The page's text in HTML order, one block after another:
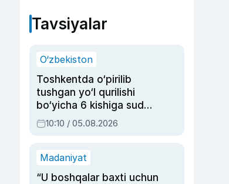
Tavsiyalar
O‘zbekiston
Toshkentda o‘pirilib
tushgan yo‘l qurilishi
bo‘yicha 6 kishiga sud
hukmi o‘qildi
10:10 / 05.08.2026
Madaniyat
“U boshqalar baxti uchun